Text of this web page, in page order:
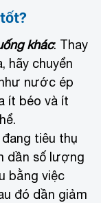
khác: Thay
hãy chuyển
nước ép
ít béo và ít
tiêu thụ
dần số lượng
bằng việc
đó dần giảm